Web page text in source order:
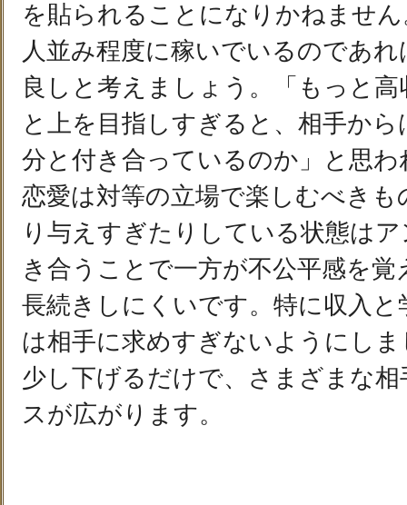
を貼られることになりかねませ
人並み程度に稼いでいるのであ
良しと考えましょう。「もっと
と上を目指しすぎると、相手か
分と付き合っているのか」と思
恋愛は対等の立場で楽しむべき
り与えすぎたりしている状態は
き合うことで一方が不公平感を
長続きしにくいです。特に収入と
は相手に求めすぎないようにし
少し下げるだけで、さまざまな
スが広がります。